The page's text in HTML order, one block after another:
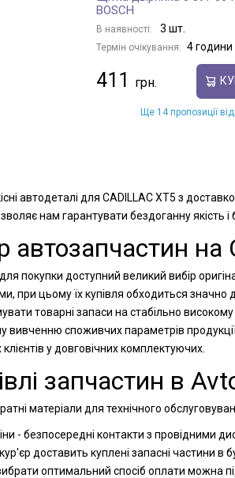
BOSCH
В наявності: 3 шт.
Термін очікування: 4 години
411
Ще 14 пропозиції
автодеталі для CADILLAC XT5 з
нам гарантувати бездоганну якість
автозапчастин
покупки доступний великий вибір
при цьому їх купівля обходиться
товарні запаси на стабільно
вивченню споживчих параметрів
у довговічних комплектуючих.
запчастин в
матеріали для технічного
- безпосередні контакти з провідними
доставить куплені запасні частини
оптимальний спосіб оплати можна